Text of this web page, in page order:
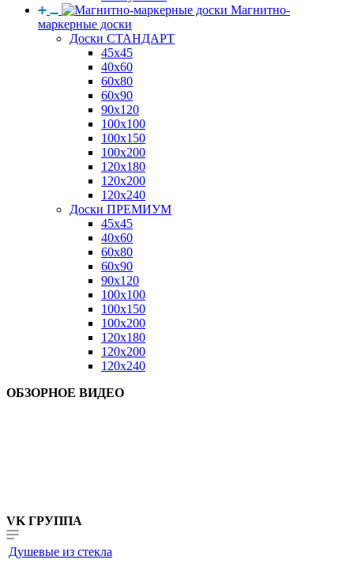
Магнитно-
маркерные доски
Доски СТАНДАРТ
45x45
40x60
60x80
60x90
90x120
100x100
100x150
100x200
120x180
120x200
120x240
Доски ПРЕМИУМ
45x45
40x60
60x80
60x90
90x120
100x100
100x150
100x200
120x180
120x200
120x240
ОБЗОРНОЕ ВИДЕО
VK ГРУППА
Душевые из стекла